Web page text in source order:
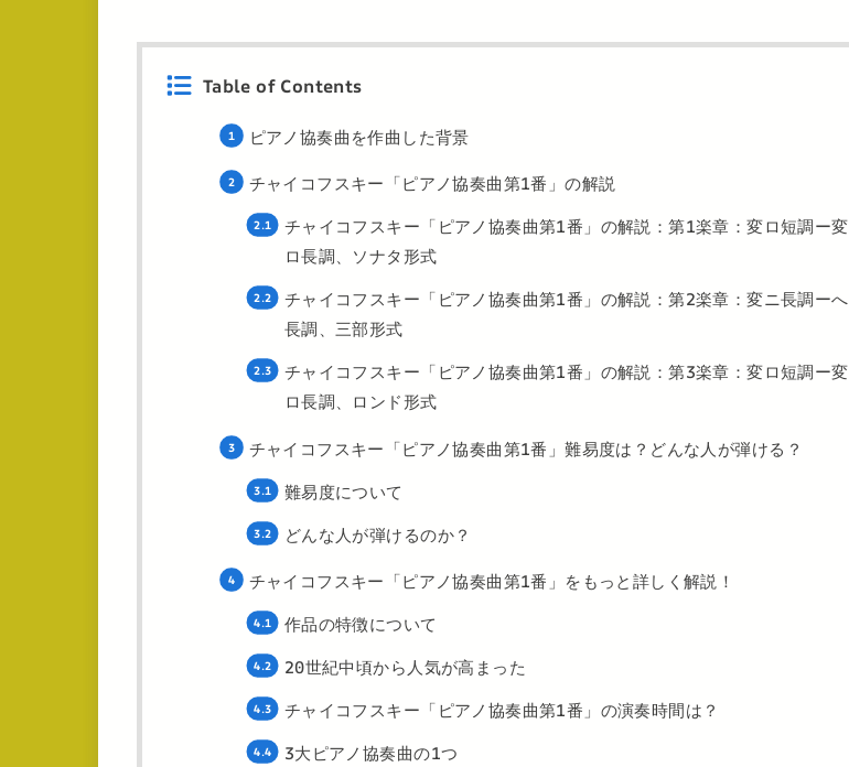
Table of Contents
ピアノ協奏曲を作曲した背景
チャイコフスキー「ピアノ協奏曲第1番」の解説
チャイコフスキー「ピアノ協奏曲第1番」の解説：第1楽章：変ロ短調ー変
ロ長調、ソナタ形式
チャイコフスキー「ピアノ協奏曲第1番」の解説：第2楽章：変ニ長調ーへ
長調、三部形式
チャイコフスキー「ピアノ協奏曲第1番」の解説：第3楽章：変ロ短調ー変
ロ長調、ロンド形式
チャイコフスキー「ピアノ協奏曲第1番」難易度は？どんな人が弾ける？
難易度について
どんな人が弾けるのか？
チャイコフスキー「ピアノ協奏曲第1番」をもっと詳しく解説！
作品の特徴について
20世紀中頃から人気が高まった
チャイコフスキー「ピアノ協奏曲第1番」の演奏時間は？
3大ピアノ協奏曲の1つ